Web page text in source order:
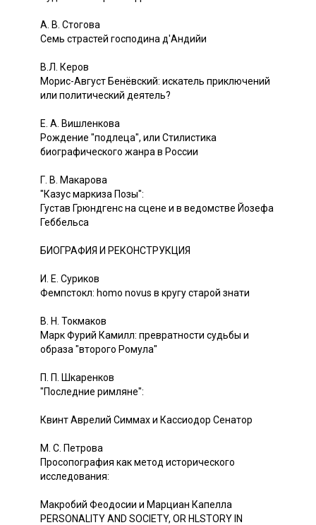
A. В. Стогова
Семь страстей господина д'Андийи
B.Л. Керов
Морис-Август Бенёвский: искатель приключений
или политический деятель?
Е. А. Вишленкова
Рождение "подлеца", или Стилистика
биографического жанра в России
Г. В. Макарова
"Казус маркиза Позы":
Густав Грюндгенс на сцене и в ведомстве Йозефа
Геббельса
БИОГРАФИЯ И РЕКОНСТРУКЦИЯ
И. Е. Суриков
Фемпстокл: homo novus в кругу старой знати
В. Н. Токмаков
Марк Фурий Камилл: превратности судьбы и
образа "второго Ромула"
П. П. Шкаренков
"Последние римляне":
Квинт Аврелий Симмах и Кассиодор Сенатор
М. С. Петрова
Просопография как метод исторического
исследования:
Макробий Феодосии и Марциан Капелла
PERSONALITY AND SOCIETY, OR HLSTORY IN